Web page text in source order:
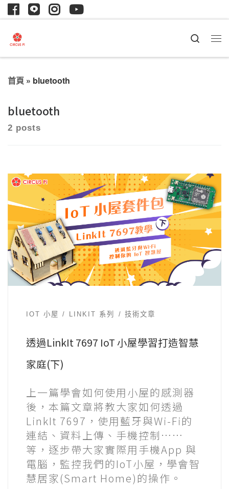
Search
首頁 » bluetooth
bluetooth
2 posts
IOT 小屋 LINKIT 系列 技術文章
透過LinkIt 7697 IoT 小屋學習打造智慧
家庭(下)
上一篇學會如何使用小屋的感測器
後，本篇文章將教大家如何透過
LinkIt 7697，使用藍牙與Wi-Fi的
連結、資料上傳、手機控制……
等，逐步帶大家實際用手機App 與
電腦，監控我們的IoT小屋，學會智
慧居家(Smart Home)的操作。